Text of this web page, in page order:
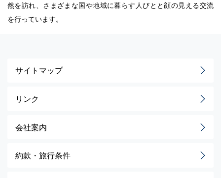
然を訪れ、さまざまな国や地域に暮らす人びとと顔の見える交流
を行っています。
サイトマップ
リンク
会社案内
約款・旅行条件